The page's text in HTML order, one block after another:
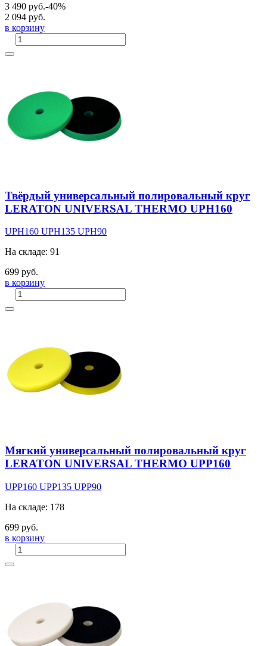
3 490 руб.-40%
2 094 руб.
в корзину
Твёрдый универсальный полировальный круг
LERATON UNIVERSAL THERMO UPH160
UPH160 UPH135 UPH90
На складе: 91
699 руб.
в корзину
Мягкий универсальный полировальный круг
LERATON UNIVERSAL THERMO UPP160
UPP160 UPP135 UPP90
На складе: 178
699 руб.
в корзину